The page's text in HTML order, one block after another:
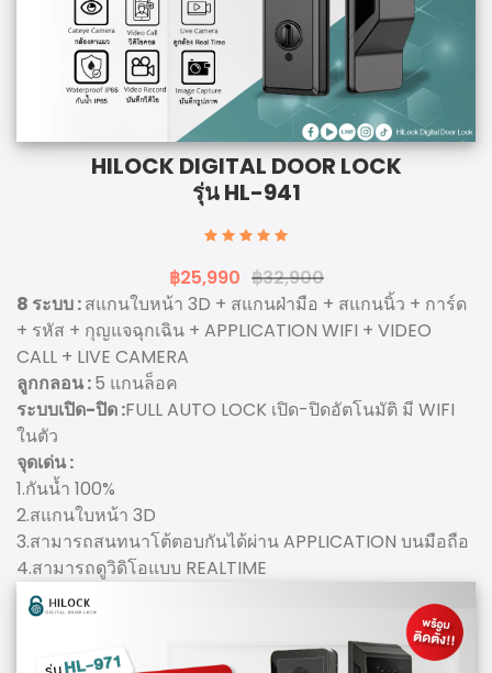
HILOCK DIGITAL DOOR LOCK
รุ่น HL-941
฿25,990 ฿32,900
8 ระบบ :สแกนใบหน้า 3D + สแกนฝ่ามือ + สแกนนิ้ว + การ์ด
+ รหัส + กุญแจฉุกเฉิน + APPLICATION WIFI + VIDEO
CALL + LIVE CAMERA
ลูกกลอน :5 แกนล็อค
ระบบเปิด-ปิด :FULL AUTO LOCK เปิด-ปิดอัตโนมัติ มี WIFI
ในตัว
จุดเด่น :
1.กันน้ำ 100%
2.สแกนใบหน้า 3D
3.สามารถสนทนาโต้ตอบกันได้ผ่าน APPLICATION บนมือถือ
4.สามารถดูวิดิโอแบบ REALTIME